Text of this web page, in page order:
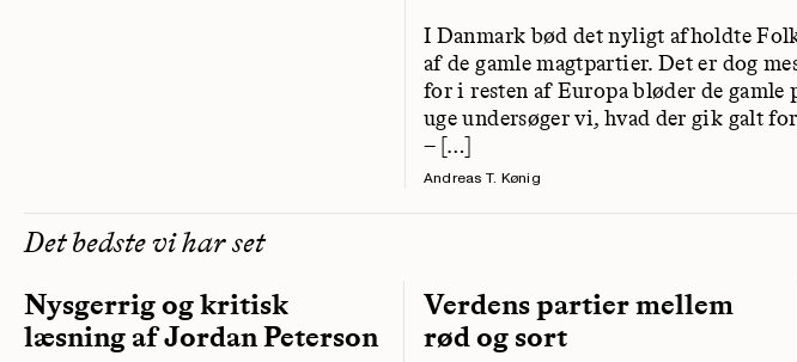
I Danmark bød det nyligt afholdte
af de gamle magtpartier. Det er dog
for i resten af Europa bløder de gamle
uge undersøger vi, hvad der gik galt
– […]
Andreas T. Kønig
Det bedste vi har set
Nysgerrig og kritisk
læsning af Jordan Peterson
Verdens partier mellem
rød og sort